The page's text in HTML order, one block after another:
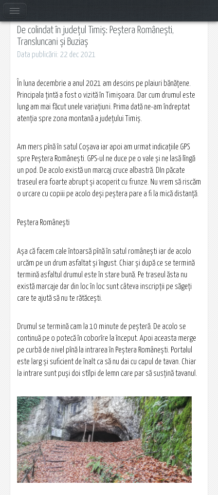
De colindat în județul Timiș: Peștera Românești,
Transluncani și Buziaș
Data publicării: 22 dec 2021
În luna decembrie a anul 2021 am descins pe plaiuri bănățene.
Principala țintă a fost o vizită în Timișoara. Dar cum drumul este
lung am mai făcut unele variațiuni. Prima dată ne-am îndreptat
atenția spre zona montană a județului Timiș.
Am mers pînă în satul Coșava iar apoi am urmat indicațiile GPS
spre Peștera Românești. GPS-ul ne duce pe o vale și ne lasă lîngă
un pod. De acolo există un marcaj cruce albastră. DIn păcate
traseul era foarte abrupt și acoperit cu frunze. Nu vrem să riscăm
o urcare cu copiii pe acolo deși peștera pare a fi la mică distanță.
Peștera Românești
Așa că facem cale întoarsă pînă în satul românești iar de acolo
urcăm pe un drum asfaltat și îngust. Chiar și după ce se termină
termină asfaltul drumul este în stare bună. Pe traseul ăsta nu
există marcaje dar din loc în loc sunt câteva inscripții pe săgeți
care te ajută să nu te rătăcești.
Drumul se termină cam la 10 minute de peșteră. De acolo se
continuă pe o potecă în coborîre la început. Apoi aceasta merge
pe curbă de nivel pînă la intrarea în Peștera Românești. Portalul
este larg și suficient de înalt ca să nu dai cu capul de tavan. Chiar
la intrare sunt puși doi stîlpi de lemn care par să susțină tavanul.